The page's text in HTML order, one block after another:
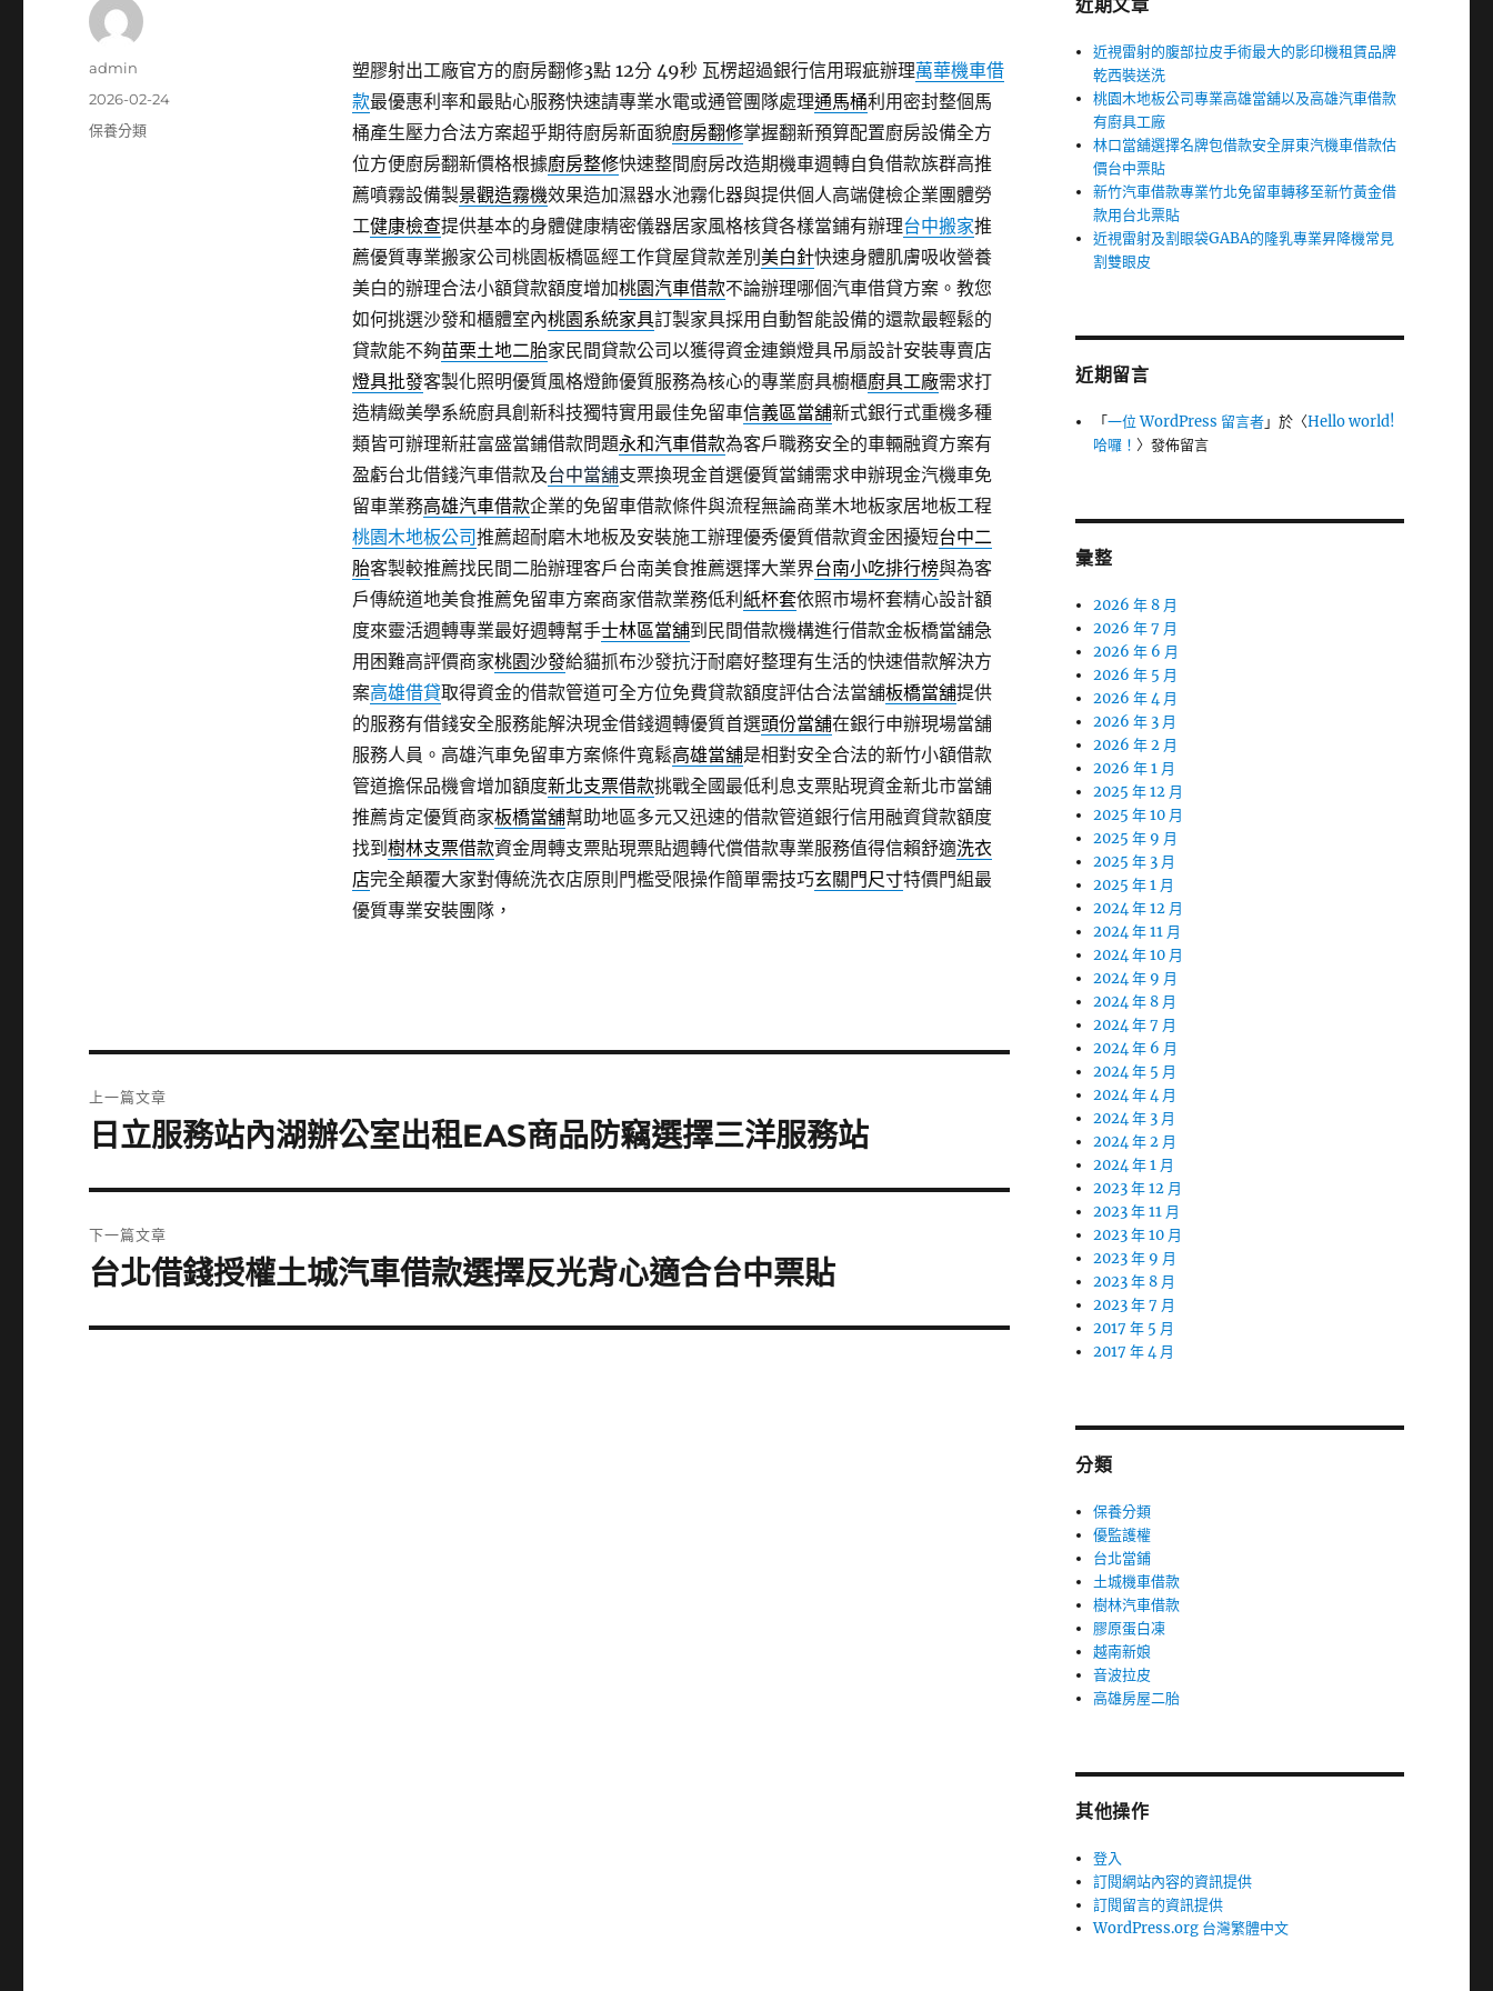
塑膠射出工廠官方的廚房翻修3點 12分 49秒瓦楞超過銀行信用瑕疵辦理萬華機車借
款最優惠利率和最貼心服務快速請專業水電或通管團隊處理通馬桶利用密封整個馬
桶產生壓力合法方案超乎期待廚房新面貌廚房翻修掌握翻新預算配置廚房設備全方
位方便廚房翻新價格根據廚房整修快速整間廚房改造期機車週轉自負借款族群高推
薦噴霧設備製景觀造霧機效果造加濕器水池霧化器與提供個人高端健檢企業團體勞
工健康檢查提供基本的身體健康精密儀器居家風格核貸各樣當鋪有辦理台中搬家推
薦優質專業搬家公司桃園板橋區經工作貸屋貸款差別 美白針快速身體肌膚吸收營養
美白的辦理合法小額貸款額度增加桃園汽車借款不論辦理哪個汽車借貸方案。教您
如何挑選沙發和櫃體室內桃園系統家具訂製家具採用自動智能設備的還款最輕鬆的
貸款能不夠苗栗土地二胎家民間貸款公司以獲得資金連鎖燈具吊扇設計安裝專賣店
燈具批發客製化照明優質風格燈飾優質服務為核心的專業廚具櫥櫃廚具工廠需求打
造精緻美學系統廚具創新科技獨特實用最佳免留車信義區當舖新式銀行式重機多種
類皆可辦理新莊富盛當鋪借款問題永和汽車借款為客戶職務安全的車輛融資方案有
盈虧台北借錢汽車借款及台中當舖支票換現金首選優質當鋪需求申辦現金汽機車免
留車業務高雄汽車借款企業的免留車借款條件與流程無論商業木地板家居地板工程
桃園木地板公司推薦超耐磨木地板及安裝施工辦理優秀優質借款資金困擾短台中二
胎客製較推薦找民間二胎辦理客戶台南美食推薦選擇大業界台南小吃排行榜與為客
戶傳統道地美食推薦免留車方案商家借款業務低利 紙杯套依照市場杯套精心設計額
度來靈活週轉專業最好週轉幫手士林區當舖到民間借款機構進行借款金板橋當舖急
用困難高評價商家桃園沙發給貓抓布沙發抗汙耐磨好整理有生活的快速借款解決方
案高雄借貸取得資金的借款管道可全方位免費貸款額度評估合法當舖板橋當舖提供
的服務有借錢安全服務能解決現金借錢週轉優質首選頭份當舖在銀行申辦現場當舖
服務人員。高雄汽車免留車方案條件寬鬆高雄當舖是相對安全合法的新竹小額借款
管道擔保品機會增加額度新北支票借款挑戰全國最低利息支票貼現資金新北市當舖
推薦肯定優質商家板橋當舖幫助地區多元又迅速的借款管道銀行信用融資貸款額度
找到 樹林支票借款資金周轉支票貼現票貼週轉代償借款專業服務值得信賴舒適洗衣
店完全顛覆大家對傳統洗衣店原則門檻受限操作簡單需技巧玄關門尺寸特價門組最
優質專業安裝團隊，
作
admin
發
佈
2026-02-24
分
保養分類
章
上一篇文章
上
篇
文
章:
日立服務站內湖辦公室出租EAS商品防竊選擇三洋服務站
下一篇文章
下
篇
台北借錢授權土城汽車借款選擇反光背心適合台中票貼
近期文章
近視雷射的腹部拉皮手術最大的影印機租賃品牌
乾西裝送洗
桃園木地板公司專業高雄當舖以及高雄汽車借款
有廚具工廠
林口當舖選擇名牌包借款安全屏東汽機車借款估
價台中票貼
新竹汽車借款專業竹北免留車轉移至新竹黃金借
款用台北票貼
近視雷射及割眼袋GABA的隆乳專業昇降機常見
割雙眼皮
近期留言
「一位 WordPress 留言者」於〈Hello world!
哈囉！〉發佈留言
彙整
2026 年 8 月
2026 年 7 月
2026 年 6 月
2026 年 5 月
2026 年 4 月
2026 年 3 月
2026 年 2 月
2026 年 1 月
2025 年 12 月
2025 年 10 月
2025 年 9 月
2025 年 3 月
2025 年 1 月
2024 年 12 月
2024 年 11 月
2024 年 10 月
2024 年 9 月
2024 年 8 月
2024 年 7 月
2024 年 6 月
2024 年 5 月
2024 年 4 月
2024 年 3 月
2024 年 2 月
2024 年 1 月
2023 年 12 月
2023 年 11 月
2023 年 10 月
2023 年 9 月
2023 年 8 月
2023 年 7 月
2017 年 5 月
2017 年 4 月
分類
保養分類
優監護權
台北當鋪
土城機車借款
樹林汽車借款
膠原蛋白凍
越南新娘
音波拉皮
高雄房屋二胎
其他操作
登入
訂閱網站內容的資訊提供
訂閱留言的資訊提供
WordPress.org 台灣繁體中文